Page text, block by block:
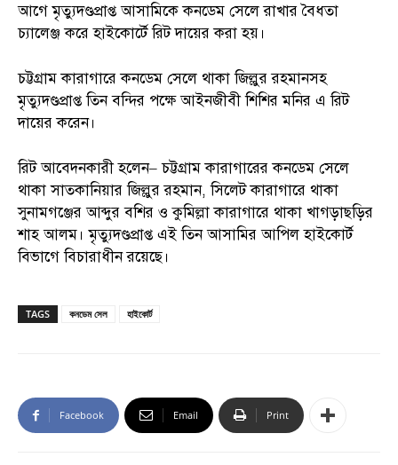
আগে মৃত্যুদণ্ডপ্রাপ্ত আসামিকে কনডেম সেলে রাখার বৈধতা
চ্যালেঞ্জ করে হাইকোর্টে রিট দায়ের করা হয়।
চট্টগ্রাম কারাগারে কনডেম সেলে থাকা জিল্লুর রহমানসহ
মৃত্যুদণ্ডপ্রাপ্ত তিন বন্দির পক্ষে আইনজীবী শিশির মনির এ রিট
দায়ের করেন।
রিট আবেদনকারী হলেন– চট্টগ্রাম কারাগারের কনডেম সেলে
থাকা সাতকানিয়ার জিল্লুর রহমান, সিলেট কারাগারে থাকা
সুনামগঞ্জের আব্দুর বশির ও কুমিল্লা কারাগারে থাকা খাগড়াছড়ির
শাহ আলম। মৃত্যুদণ্ডপ্রাপ্ত এই তিন আসামির আপিল হাইকোর্ট
বিভাগে বিচারাধীন রয়েছে।
TAGS কনডেম সেল হাইকোর্ট
Facebook Email Print